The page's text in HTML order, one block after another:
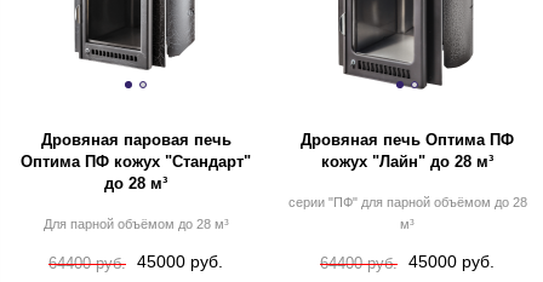
Дровяная паровая печь
Оптима ПФ кожух "Стандарт"
до 28 м³
Для парной объёмом до 28 м³
64400 руб. 45000 руб.
Дровяная печь Оптима ПФ
кожух "Лайн" до 28 м³
серии "ПФ" для парной объёмом до 28
м³
64400 руб. 45000 руб.